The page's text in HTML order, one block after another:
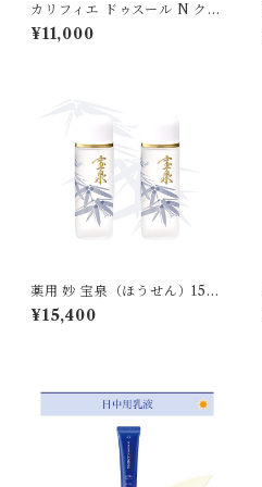
カリフィエ ドゥスール N クリ
ーミィファンデーション＜リ
クイドファンデーション＞
¥11,000
薬用 妙 宝泉（ほうせん）150
mL×2本入り【数量限定】
¥15,400